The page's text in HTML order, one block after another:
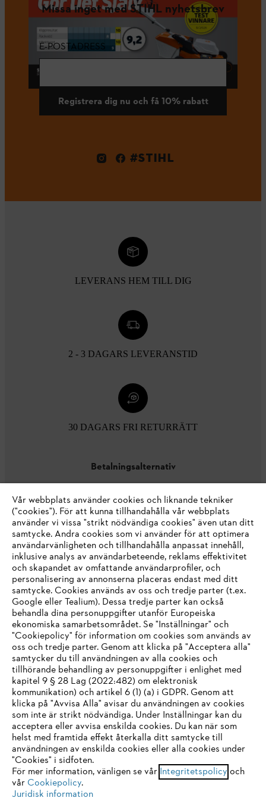
Missa inget med STIHL nyhetsbrev
E-POSTADRESS
Registrera dig nu och få 10% rabatt
#STIHL
LEVERANS HEM TILL DIG
2 - 3 DAGARS LEVERANSTID
30 DAGARS FRI RETURRÄTT
Betalningsalternativ
Företaget
STIHL FAQ
Service
Allmänna villkor och bestämmelser
Integritetspolicy
Juridisk information
IHR BROWSER WIRD NICHT
UNTERSTÜTZT
Sie nutzen einen Browser, den wir noch nicht unterstützen. Für
eine optimale Nutzung unserer Seite empfehlen wir Ihnen, zu
einem der folgenden Browser zu wechseln:
Vår webbplats använder cookies och liknande tekniker
("cookies"). För att kunna tillhandahålla vår webbplats
använder vi vissa "strikt nödvändiga cookies" även utan ditt
samtycke. Andra cookies som vi använder för att optimera
användarvänligheten och tillhandahålla anpassat innehåll,
inklusive analys av användarbeteende, reklams effektivitet
och skapandet av omfattande användarprofiler, och
personalisering av annonserna placeras endast med ditt
samtycke. Cookies används av oss och tredje parter (t.ex.
Google eller Tealium). Dessa tredje parter kan också
behandla dina personuppgifter utanför Europeiska
ekonomiska samarbetsområdet. Se "Inställningar" och
"Cookiepolicy" för information om cookies som används av
oss och tredje parter. Genom att klicka på "Acceptera alla"
samtycker du till användningen av alla cookies och
tillhörande behandling av personuppgifter i enlighet med
kapitel 9 § 28 Lag (2022:482) om elektronisk
kommunikation) och artikel 6 (1) (a) i GDPR. Genom att
klicka på "Avvisa Alla" avisar du användningen av cookies
som inte är strikt nödvändiga. Under Inställningar kan du
acceptera eller avvisa enskilda cookies. Du kan när som
helst med framtida effekt återkalla ditt samtycke till
användningen av enskilda cookies eller alla cookies under
"Cookies" i sidfoten.
För mer information, vänligen se vår Integritetspolicy och
vår Cookiepolicy.
Juridisk information